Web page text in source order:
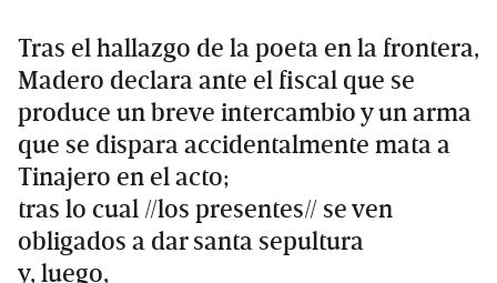
Tras el hallazgo de la poeta en la frontera,
Madero declara ante el fiscal que se
produce un breve intercambio y un arma
que se dispara accidentalmente mata a
Tinajero en el acto;
tras lo cual //los presentes// se ven
obligados a dar santa sepultura
y, luego,